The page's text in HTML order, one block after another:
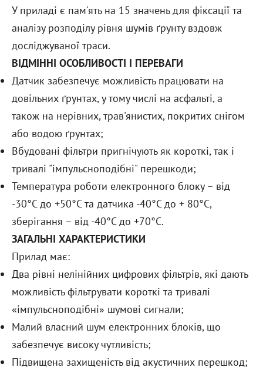
У приладі є пам'ять на 15 значень для фіксації та
аналізу розподілу рівня шумів ґрунту вздовж
досліджуваної траси.
ВІДМІННІ ОСОБЛИВОСТІ І ПЕРЕВАГИ
Датчик забезпечує можливість працювати на
довільних ґрунтах, у тому числі на асфальті, а
також на нерівних, трав'янистих, покритих снігом
або водою ґрунтах;
Вбудовані фільтри пригнічують як короткі, так і
тривалі "імпульсноподібні" перешкоди;
Температура роботи електронного блоку – від
-30°C до +50°C та датчика -40°C до + 80°C,
зберігання – від -40°C до +70°C.
ЗАГАЛЬНІ ХАРАКТЕРИСТИКИ
Прилад має:
Два рівні нелінійних цифрових фільтрів, які дають
можливість фільтрувати короткі та тривалі
«імпульсноподібні» шумові сигнали;
Малий власний шум електронних блоків, що
забезпечує високу чутливість;
Підвищена захищеність від акустичних перешкод;